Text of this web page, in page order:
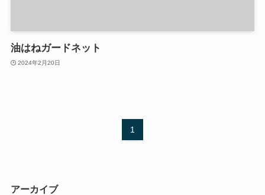
油はねガードネット
2024年2月20日
1
アーカイブ